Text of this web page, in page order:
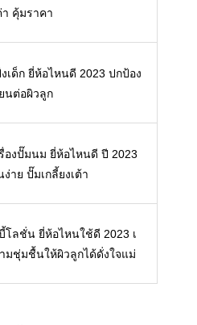
คุ้มราคา
เด็ก ยี่ห้อไหนดี 2023 ปกป้อง
นต่อผิวลูก
องปั๊มนม ยี่ห้อไหนดี ปี 2023
ง่าย ปั๊มเกลี้ยงเต้า
โลชั่น ยี่ห้อไหนใช้ดี 2023 เ
มชุ่มชื้นให้ผิวลูกได้ดั่งใจแม่